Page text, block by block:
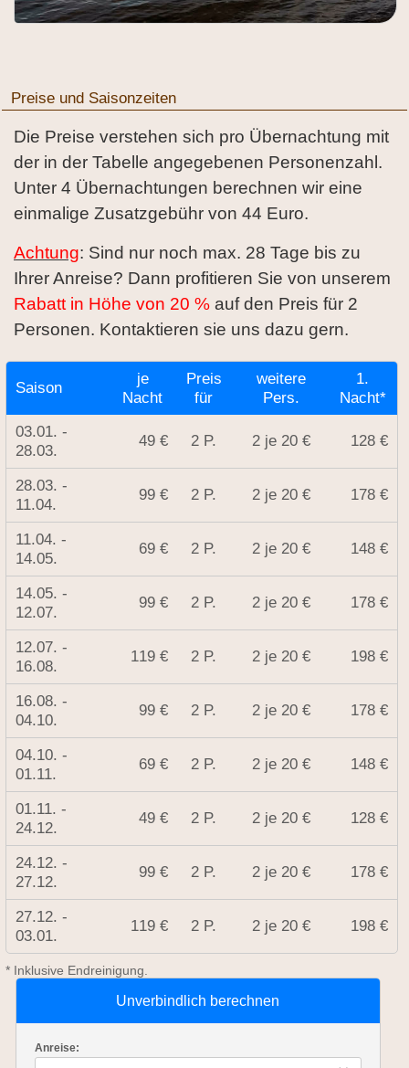
Preise und Saisonzeiten
Die Preise verstehen sich pro Übernachtung mit
der in der Tabelle angegebenen Personenzahl.
Unter 4 Übernachtungen berechnen wir eine
einmalige Zusatzgebühr von 44 Euro.
Achtung: Sind nur noch max. 28 Tage bis zu
Ihrer Anreise? Dann profitieren Sie von unserem
Rabatt in Höhe von 20 % auf den Preis für 2
Personen. Kontaktieren sie uns dazu gern.
Saison
je
Nacht
Preis
für
weitere
Pers.
1.
Nacht*
03.01. -
28.03.
49 € 2 P. 2 je 20 € 128 €
28.03. -
11.04.
99 € 2 P. 2 je 20 € 178 €
11.04. -
14.05.
69 € 2 P. 2 je 20 € 148 €
14.05. -
12.07.
99 € 2 P. 2 je 20 € 178 €
12.07. -
16.08.
119 € 2 P. 2 je 20 € 198 €
16.08. -
04.10.
99 € 2 P. 2 je 20 € 178 €
04.10. -
01.11.
69 € 2 P. 2 je 20 € 148 €
01.11. -
24.12.
49 € 2 P. 2 je 20 € 128 €
24.12. -
27.12.
99 € 2 P. 2 je 20 € 178 €
27.12. -
03.01.
119 € 2 P. 2 je 20 € 198 €
* Inklusive Endreinigung.
Unverbindlich berechnen
Anreise: